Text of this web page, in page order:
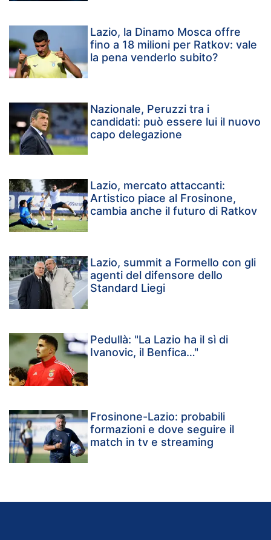
Lazio, la Dinamo Mosca offre
fino a 18 milioni per Ratkov: vale
la pena venderlo subito?
Nazionale, Peruzzi tra i
candidati: può essere lui il nuovo
capo delegazione
Lazio, mercato attaccanti:
Artistico piace al Frosinone,
cambia anche il futuro di Ratkov
Lazio, summit a Formello con gli
agenti del difensore dello
Standard Liegi
Pedullà: "La Lazio ha il sì di
Ivanovic, il Benfica…"
Frosinone-Lazio: probabili
formazioni e dove seguire il
match in tv e streaming